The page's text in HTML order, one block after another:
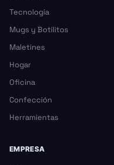
Tecnología
Mugs y Botilitos
Maletines
Hogar
Oficina
Confección
Herramientas
EMPRESA